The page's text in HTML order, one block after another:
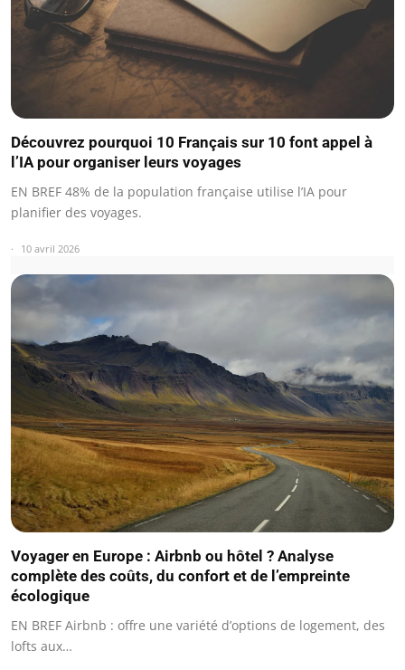
Découvrez pourquoi 10 Français sur 10 font appel à
l’IA pour organiser leurs voyages
EN BREF 48% de la population française utilise l’IA pour
planifier des voyages.
10 avril 2026
Voyager en Europe : Airbnb ou hôtel ? Analyse
complète des coûts, du confort et de l’empreinte
écologique
EN BREF Airbnb : offre une variété d’options de logement, des
lofts aux…